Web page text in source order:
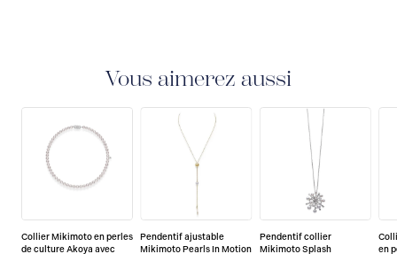
Vous aimerez aussi
Collier Mikimoto en perles
de culture Akoya avec
Pendentif ajustable
Mikimoto Pearls In Motion
Pendentif collier
Mikimoto Splash
en